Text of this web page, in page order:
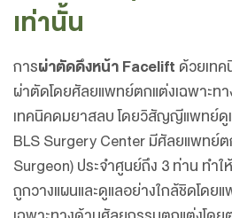
เท่านั้น
การผ่าตัดดึงหน้าFacelift ด้วยเท
ผ่าตัดโดยศัลยแพทย์ตกแต่งเฉพาะท
เทคนิคดมยาสลบ โดยวิสัญญีแพทย์ดูแ
BLS Surgery Center มีศัลยแพทย์
Surgeon) ประจำศูนย์ถึง 3 ท่าน ทำใ
ถูกวางแผนและดูแลอย่างใกล้ชิดโด